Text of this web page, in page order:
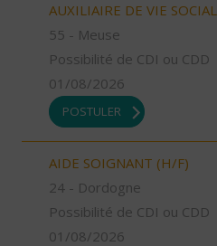
AUXILIAIRE DE VIE
55 - Meuse
Possibilité de CDI ou CDD
01/08/2026
POSTULER
AIDE SOIGNANT (H/F)
24 - Dordogne
Possibilité de CDI ou CDD
01/08/2026